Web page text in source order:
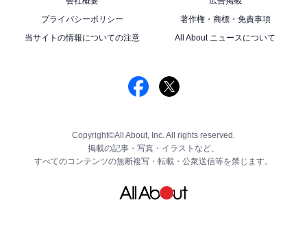
プライバシーポリシー
著作権・商標・免責事項
当サイトの情報についての注意
All About ニュースについて
Copyright©All About, Inc. All rights reserved.
掲載の記事・写真・イラストなど、
すべてのコンテンツの無断複写・転載・公衆送信等を禁じます。